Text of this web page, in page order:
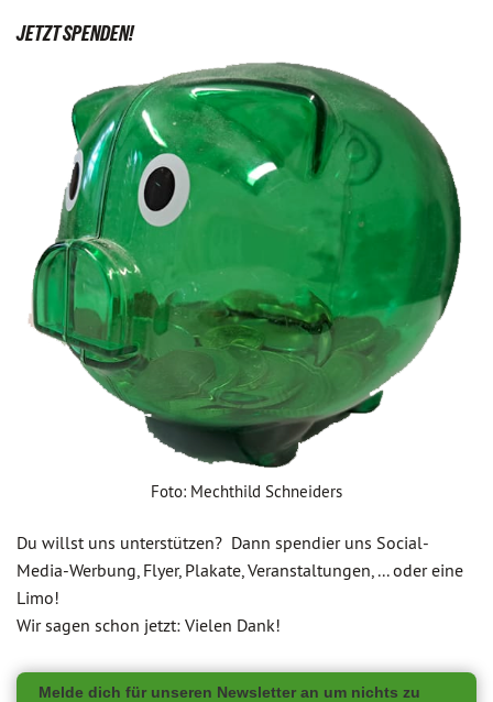
JETZT SPENDEN!
Foto: Mechthild Schneiders
Du willst uns unterstützen? Dann spendier uns Social-
Media-Werbung, Flyer, Plakate, Veranstaltungen, ... oder eine
Limo!
Wir sagen schon jetzt: Vielen Dank!
Melde dich für unseren Newsletter an um nichts zu